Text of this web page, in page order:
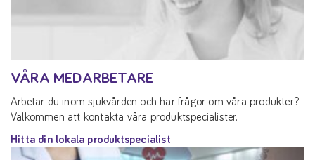
VÅRA MEDARBETARE
Arbetar du inom sjukvården och har frågor om våra produkter?
Välkommen att kontakta våra produktspecialister.
Hitta din lokala produktspecialist